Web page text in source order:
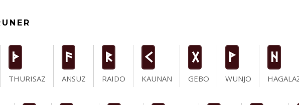
T
THURISAZ
a
ANSUZ
R
RAIDO
K
KAUNAN
G
GEBO
W
WUNJO
H